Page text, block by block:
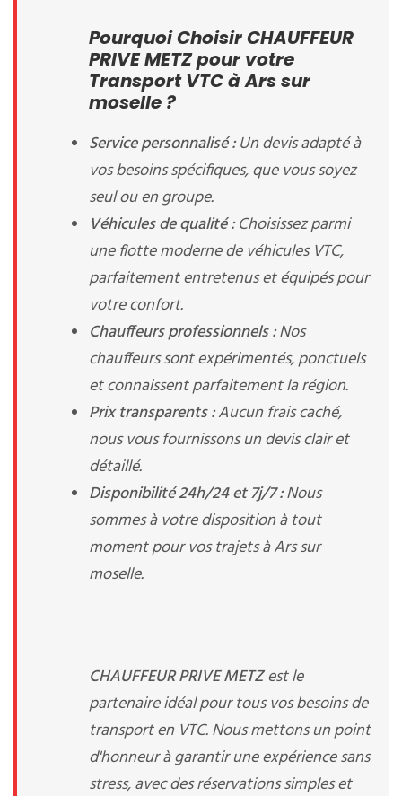
Pourquoi Choisir CHAUFFEUR
PRIVE METZ pour votre
Transport VTC à Ars sur
moselle ?
Service personnalisé :Un devis adapté à
vos besoins spécifiques, que vous soyez
seul ou en groupe.
Véhicules de qualité :Choisissez parmi
une flotte moderne de véhicules VTC,
parfaitement entretenus et équipés pour
votre confort.
Chauffeurs professionnels :Nos
chauffeurs sont expérimentés, ponctuels
et connaissent parfaitement la région.
Prix transparents :Aucun frais caché,
nous vous fournissons un devis clair et
détaillé.
Disponibilité 24h/24 et 7j/7 :Nous
sommes à votre disposition à tout
moment pour vos trajets à Ars sur
moselle.
CHAUFFEUR PRIVE METZest le
partenaire idéal pour tous vos besoins de
transport en VTC. Nous mettons un point
d'honneur à garantir une expérience sans
stress, avec des réservations simples et